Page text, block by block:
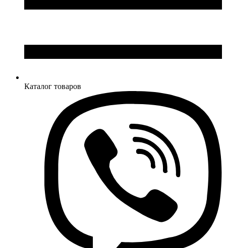
Каталог товаров